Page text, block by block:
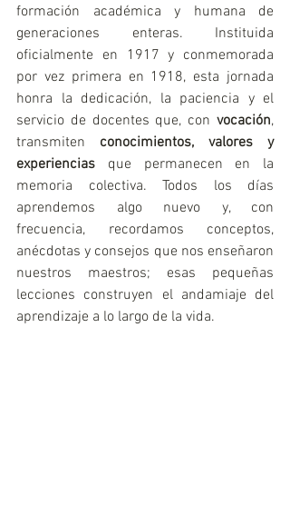
formación académica y humana de
generaciones enteras. Instituida
oficialmente en 1917 y conmemorada
por vez primera en 1918, esta jornada
honra la dedicación, la paciencia y el
servicio de docentes que, con vocación,
transmiten conocimientos, valores y
experiencias que permanecen en la
memoria colectiva. Todos los días
aprendemos algo nuevo y, con
frecuencia, recordamos conceptos,
anécdotas y consejos que nos enseñaron
nuestros maestros; esas pequeñas
lecciones construyen el andamiaje del
aprendizaje a lo largo de la vida.